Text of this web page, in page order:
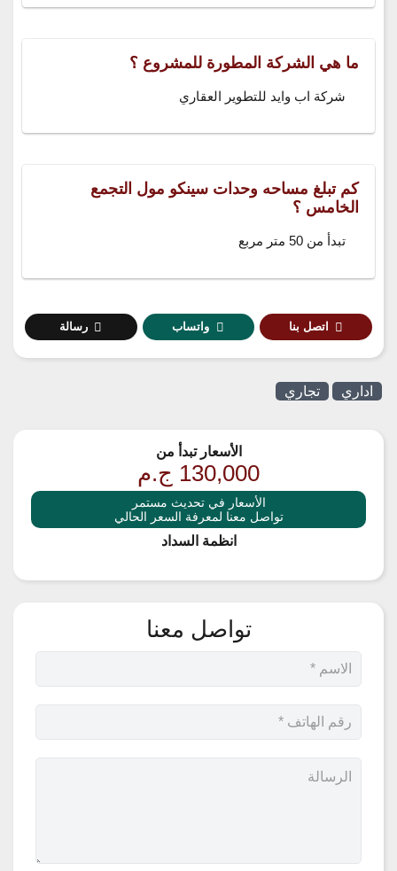
ما هي الشركة المطورة للمشروع ؟
شركة اب وايد للتطوير العقاري
كم تبلغ مساحه وحدات سينكو مول التجمع
الخامس ؟
تبدأ من 50 متر مربع
اتصل بنا واتساب رسالة
اداري تجاري
الأسعار تبدأ من
130,000 ج.م
الأسعار في تحديث مستمر
تواصل معنا لمعرفة السعر الحالي
انظمة السداد
تواصل معنا